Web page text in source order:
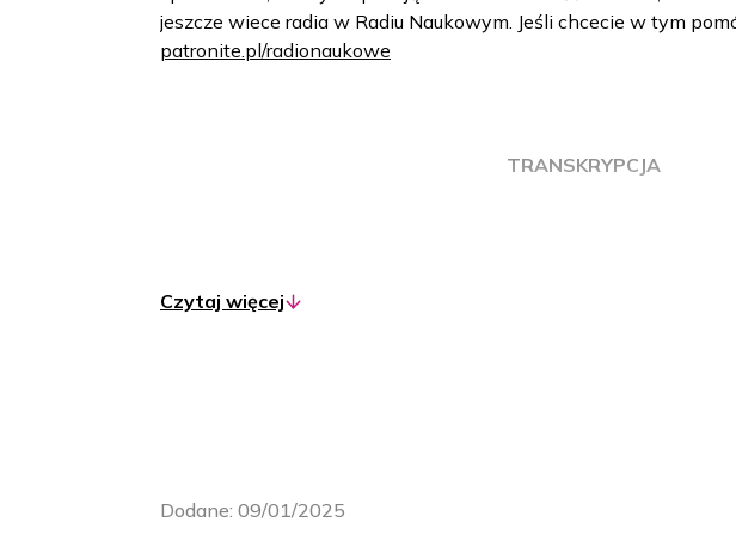
jeszcze wiece radia w Radiu Naukowym. Jeśli chcecie w tym
patronite.pl/radionaukowe
TRANSKRYPCJA
Dzień dobry.
Czytaj więcej
Dodane: 09/01/2025